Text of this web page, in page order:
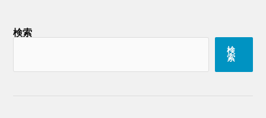
検索
検
索